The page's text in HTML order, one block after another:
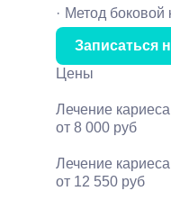
Метод боковой
Записаться
Цены
Лечение
от 8 000 руб
Лечение
от 12 550 руб